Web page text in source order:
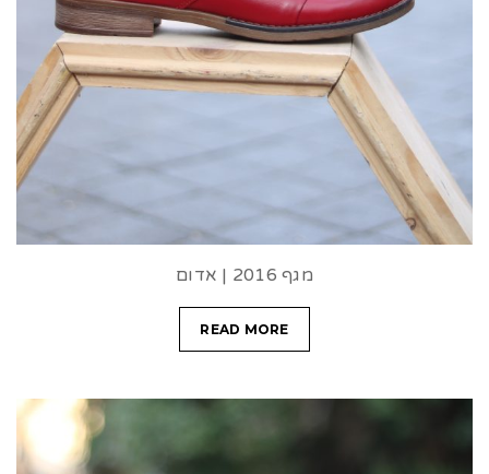
מגף 2016 | אדום
READ MORE